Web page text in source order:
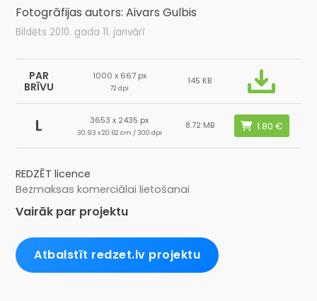
Fotogrāfijas autors: Aivars Gulbis
Bildēts 2010. gada 11. janvārī
PAR
BRĪVU
1000 x 667 px
72 dpi
145 KB
L 3653 x 2435 px
30.93 x 20.62 cm / 300 dpi
8.72 MB
REDZĒT licence
Bezmaksas komerciālai lietošanai
Vairāk par projektu
Atbalstīt redzet.lv projektu